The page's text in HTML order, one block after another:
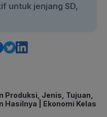
untuk jenjang SD,
Produksi, Jenis, Tujuan,
Hasilnya | Ekonomi Kelas